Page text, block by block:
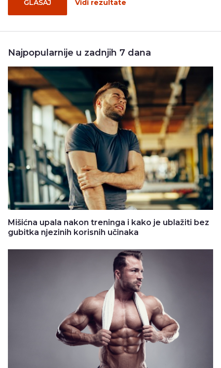
GLASAJ Vidi rezultate
Najpopularnije u zadnjih 7 dana
Mišićna upala nakon treninga i kako je ublažiti bez
gubitka njezinih korisnih učinaka